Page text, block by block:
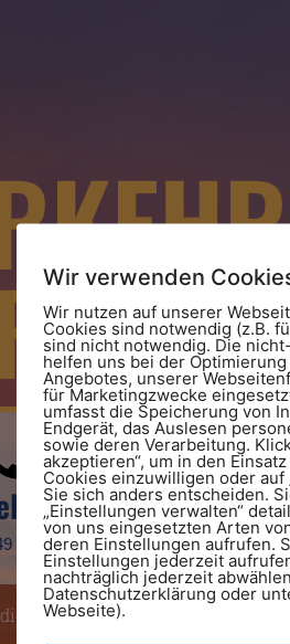
711 794 77 93
Württemberg e.V. -
Wir verwenden
Wir nutzen auf unserer
Cookies sind notwendig (z.B.
sind nicht notwendig. Die
helfen uns bei der
Angebotes, unserer
für Marketingzwecke
umfasst die Speicherung von
Endgerät, das Auslesen
sowie deren Verarbeitung.
akzeptieren“, um in den
Cookies einzuwilligen oder auf
Sie sich anders entscheiden.
„Einstellungen verwalten“
von uns eingesetzten Arten
deren Einstellungen aufrufen.
Einstellungen jederzeit
nachträglich jederzeit
Datenschutzerklärung oder
Webseite).